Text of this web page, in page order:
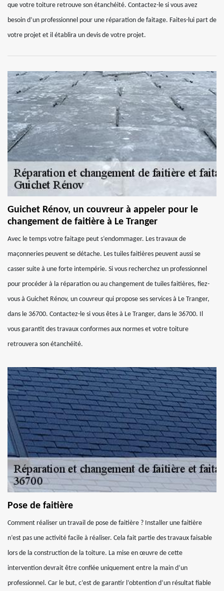
que votre toiture retrouve son étanchéité. Contactez-le si vous avez
besoin d’un professionnel pour une réparation de faitage. Faites-lui part de
votre projet et il établira un devis de votre projet.
Guichet Rénov, un couvreur à appeler pour le
changement de faitière à Le Tranger
Avec le temps votre faitage peut s’endommager. Les travaux de
maçonneries peuvent se détache. Les tuiles faitières peuvent aussi se
casser suite à une forte intempérie. Si vous recherchez un professionnel
pour procéder à la réparation ou au changement de tuiles faitières, fiez-
vous à Guichet Rénov, un couvreur qui propose ses services à Le Tranger,
dans le 36700. Contactez-le si vous êtes à Le Tranger, dans le 36700. Il
vous garantit des travaux conformes aux normes et votre toiture
retrouvera son étanchéité.
Pose de faitière
Comment réaliser un travail de pose de faitière ? Installer une faitière
n’est pas une activité facile à réaliser. Cela fait partie des travaux faisable
lors de la construction de la toiture. La mise en œuvre de cette
intervention devrait être confiée uniquement entre la main d’un
professionnel. Car le but, c’est de garantir l’obtention d’un résultat fiable